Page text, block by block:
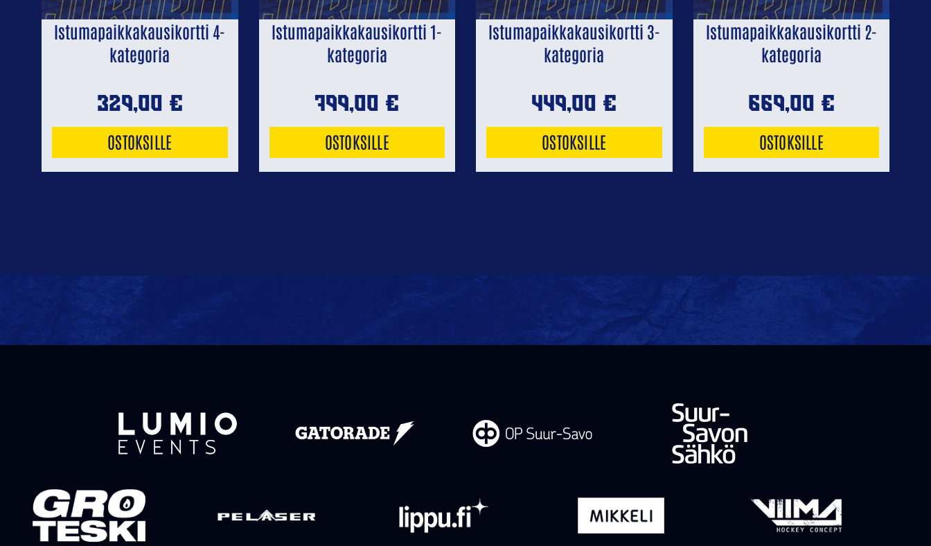
Istumapaikkakausikortti 4-
kategoria
329,00 €
OSTOKSILLE
Istumapaikkakausikortti 1-
kategoria
799,00 €
OSTOKSILLE
Istumapaikkakausikortti 3-
kategoria
449,00 €
OSTOKSILLE
Istumapaikkakausikortti 2-
kategoria
669,00 €
OSTOKSILLE
Previous